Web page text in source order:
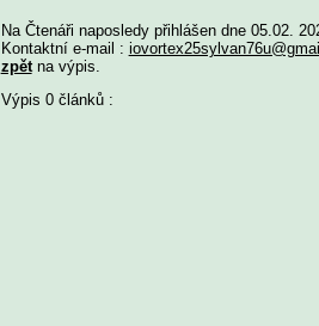
Na Čtenáři naposledy přihlášen dne 05.02.
Kontaktní e-mail :
zpětna výpis.
Výpis 0 článků :